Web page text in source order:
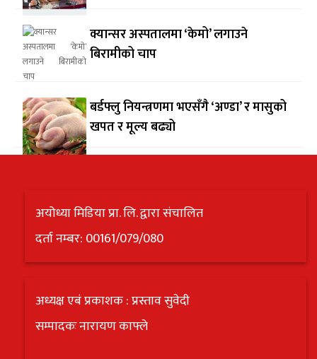
क्यान्सर अस्पतालमा ‘केमो’ लगाउने
बिरामीको चाप
बर्डफ्लु नियन्त्रणमा भएसँगै ‘अण्डा’ र मासुको
खपत र मूल्य बढ्यो
अयोध्या मिडिया प्रा. लि. द्वारा संचालित
दर्ता नम्बर: 00161/079/080
अध्यक्ष एबं प्रकाशक : प्रस्ताव सुवेदी
सम्पादकः नारायण काफ्ले